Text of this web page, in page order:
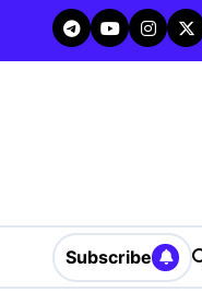
کشور در مراغه کلید
Subscribe